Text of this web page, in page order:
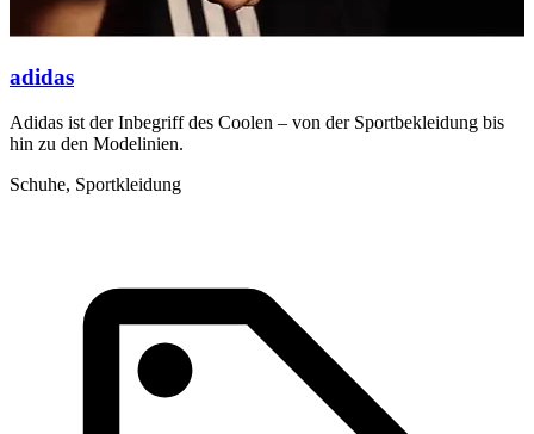
adidas
Adidas ist der Inbegriff des Coolen – von der Sportbekleidung bis
hin zu den Modelinien.
Schuhe, Sportkleidung